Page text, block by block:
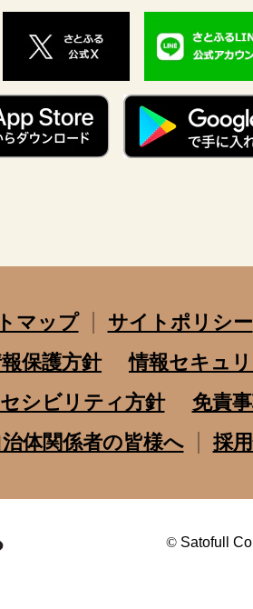
マップ
サイトポリシー
保護方針
情報セキュ
シビリティ方針
免責
治体関係者の皆様へ
採
© Satofull